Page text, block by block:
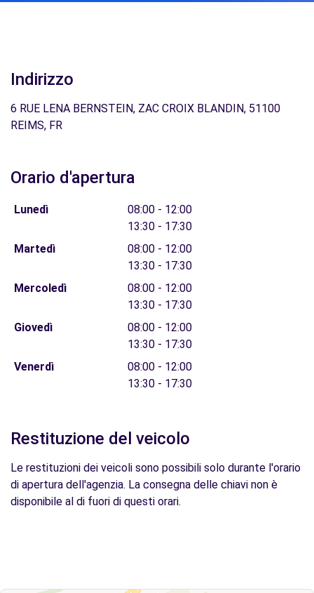
Indirizzo
6 RUE LENA BERNSTEIN, ZAC CROIX BLANDIN, 51100
REIMS, FR
Orario d'apertura
Lunedì
08:00 - 12:00
13:30 - 17:30
Martedì
08:00 - 12:00
13:30 - 17:30
Mercoledì
08:00 - 12:00
13:30 - 17:30
Giovedì
08:00 - 12:00
13:30 - 17:30
Venerdì
08:00 - 12:00
13:30 - 17:30
Restituzione del veicolo
Le restituzioni dei veicoli sono possibili solo durante l'orario
di apertura dell'agenzia. La consegna delle chiavi non è
disponibile al di fuori di questi orari.